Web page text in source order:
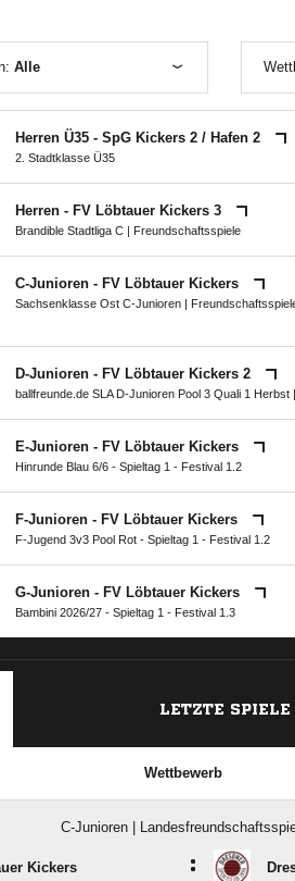
Alle
Herren Ü35 - SpG Kickers 2 /​ Hafen 2
2. Stadtklasse Ü35
Herren - FV Löbtauer Kickers 3
Brandible Stadtliga C| Freundschaftsspiele
C-Junioren - FV Löbtauer Kickers
Sachsenklasse Ost C-Junioren|
D-Junioren - FV Löbtauer Kickers 2
ballfreunde.de SLA D-Junioren Pool 3 Quali 1 Herbst|
E-Junioren - FV Löbtauer Kickers
Hinrunde Blau 6/6 - Spieltag 1 - Festival 1.2
F-Junioren - FV Löbtauer Kickers
F-Jugend 3v3 Pool Rot - Spieltag 1 - Festival 1.2
G-Junioren - FV Löbtauer Kickers
Bambini 2026/27 - Spieltag 1 - Festival 1.3
LETZTE SPIELE
Wettbewerb
C-Junioren |
Kickers :